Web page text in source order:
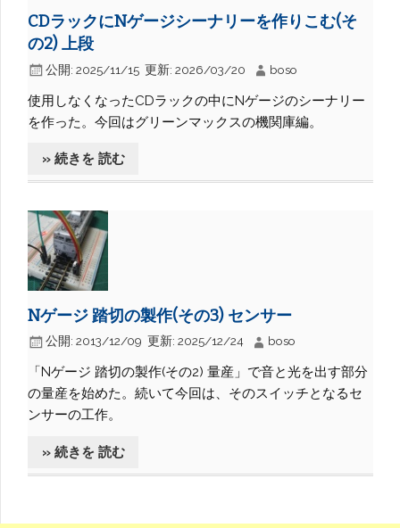
CDラックにNゲージシーナリーを作りこむ(そ
の2) 上段
公開: 2025/11/15 更新: 2026/03/20 boso
使用しなくなったCDラックの中にNゲージのシーナリー
を作った。今回はグリーンマックスの機関庫編。
» 続きを 読む
Nゲージ 踏切の製作(その3) センサー
公開: 2013/12/09 更新: 2025/12/24 boso
「Nゲージ 踏切の製作(その2) 量産」で音と光を出す部分
の量産を始めた。続いて今回は、そのスイッチとなるセ
ンサーの工作。
» 続きを 読む